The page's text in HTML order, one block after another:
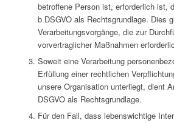
betroffene Person ist, erforderlich ist,
b DSGVO als Rechtsgrundlage. Dies
Verarbeitungsvorgänge, die zur
vorvertraglicher Maßnahmen
Soweit eine Verarbeitung
Erfüllung einer rechtlichen
unsere Organisation unterliegt, dient
DSGVO als Rechtsgrundlage.
Für den Fall, dass lebenswichtige